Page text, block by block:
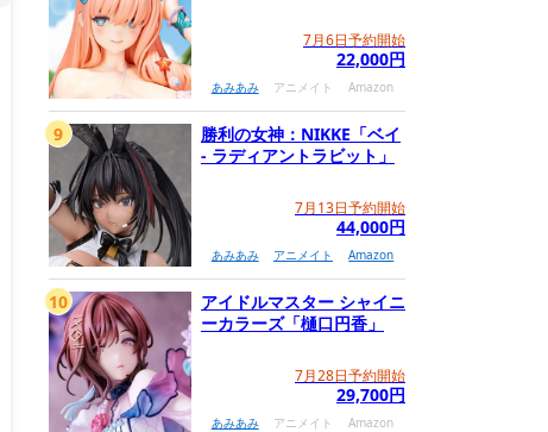
7月6日予約開始
22,000円
あみあみ アニメイト Amazon
勝利の女神：NIKKE「ベイ
- ラディアントラビット」
7月13日予約開始
44,000円
あみあみ アニメイト Amazon
9
アイドルマスター シャイニ
ーカラーズ「樋口円香」
7月28日予約開始
29,700円
あみあみ アニメイト Amazon
10